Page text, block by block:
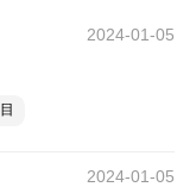
2024-01-05
2024-01-05